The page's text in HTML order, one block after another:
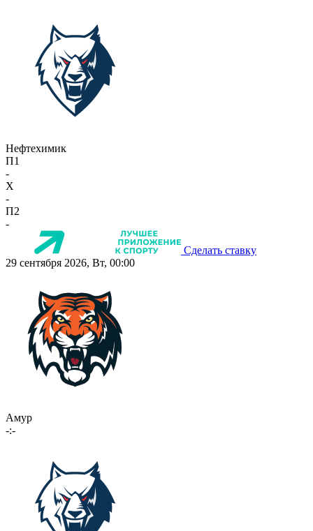
Нефтехимик
П1
-
X
-
П2
-
Сделать ставку
29 сентября 2026, Вт, 00:00
Амур
-:-